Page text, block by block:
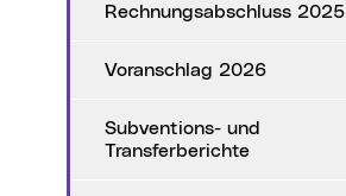
Rechnungsabschluss 2025
Voranschlag 2026
Subventions- und
Transferberichte